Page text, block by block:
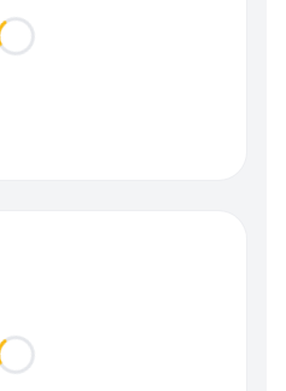
Loading...
Loading...